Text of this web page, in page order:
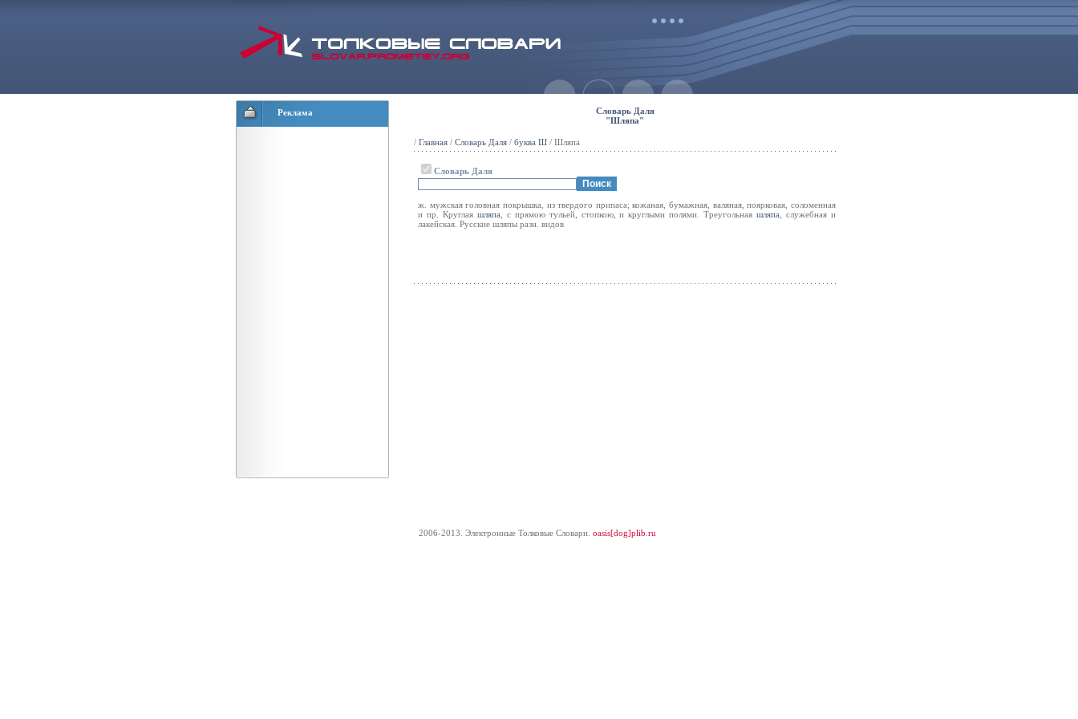
Реклама
Словарь Даля
"Шляпа"
/ Главная / Словарь Даля / буква Ш / Шляпа
Словарь Даля
ж. мужская головная покрышка, из твердого припаса; кожаная, бумажная, валяная, поярковая, соломенная
и пр. Круглая шляпа , с прямою тульей, стопкою, и круглыми полями. Треугольнаяшляпа , служебная и
лакейская. Русские шляпы разн. видов
2006-2013. Электронные Толковые Cловари. oasis[dog]plib.ru